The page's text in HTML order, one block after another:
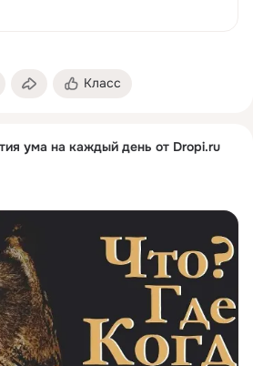
Класс
ума на каждый день от Dropi.ru